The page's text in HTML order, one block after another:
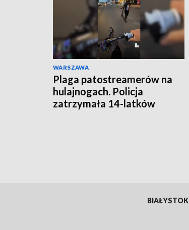
WARSZAWA
Plaga patostreamerów na
hulajnogach. Policja
zatrzymała 14-latków
BIAŁYSTOK